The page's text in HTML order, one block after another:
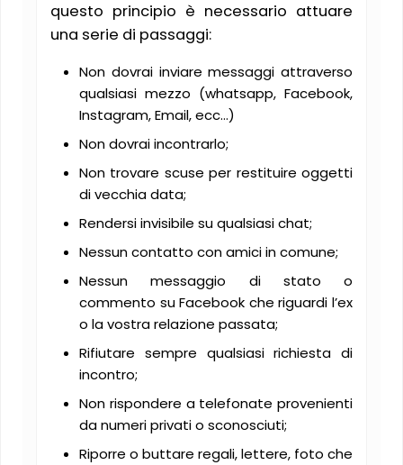
questo principio è necessario attuare
una serie di passaggi:
Non dovrai inviare messaggi attraverso
qualsiasi mezzo (whatsapp, Facebook,
Instagram, Email, ecc…)
Non dovrai incontrarlo;
Non trovare scuse per restituire oggetti
di vecchia data;
Rendersi invisibile su qualsiasi chat;
Nessun contatto con amici in comune;
Nessun messaggio di stato o
commento su Facebook che riguardi l’ex
o la vostra relazione passata;
Rifiutare sempre qualsiasi richiesta di
incontro;
Non rispondere a telefonate provenienti
da numeri privati o sconosciuti;
Riporre o buttare regali, lettere, foto che